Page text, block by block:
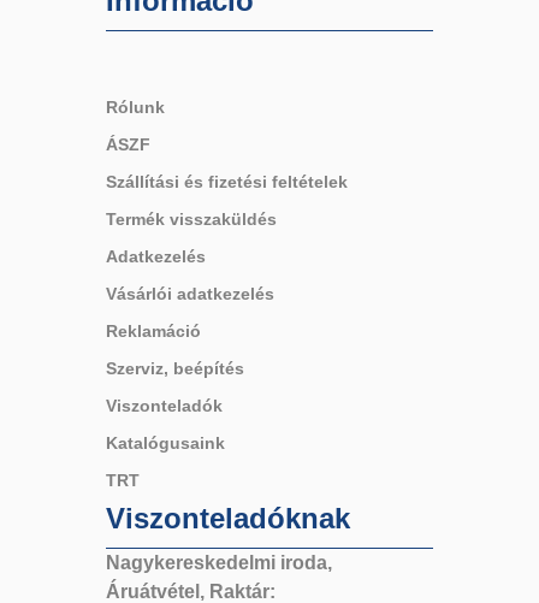
Rólunk
ÁSZF
Szállítási és fizetési feltételek
Termék visszaküldés
Adatkezelés
Vásárlói adatkezelés
Reklamáció
Szerviz, beépítés
Viszonteladók
Katalógusaink
TRT
Viszonteladóknak
Nagykereskedelmi iroda,
Áruátvétel, Raktár: